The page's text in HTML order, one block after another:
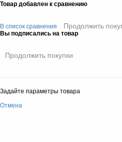
Товар добавлен к сравнению
В список сравнения Продолжить
Вы подписались на товар
Продолжить покупки
Задайте параметры товара
Отмена